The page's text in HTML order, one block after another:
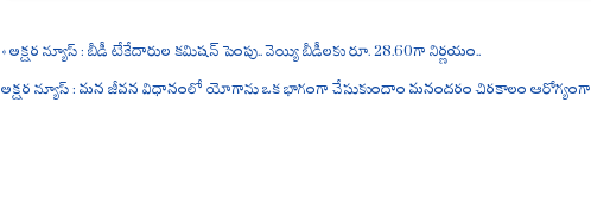
pp m
« అక్షర న్యూస్ : బీడీ టేకేదారుల కమిషన్ పెంపు.. వెయ్యి బీడీలకు రూ. 28.60గా నిర్ణయం..
అక్షర న్యూస్ : మన జీవన విధానంలో యోగాను ఒక భాగంగా చేసుకుందాం మనందరం చిరకాలం ఆరోగ్యంగా